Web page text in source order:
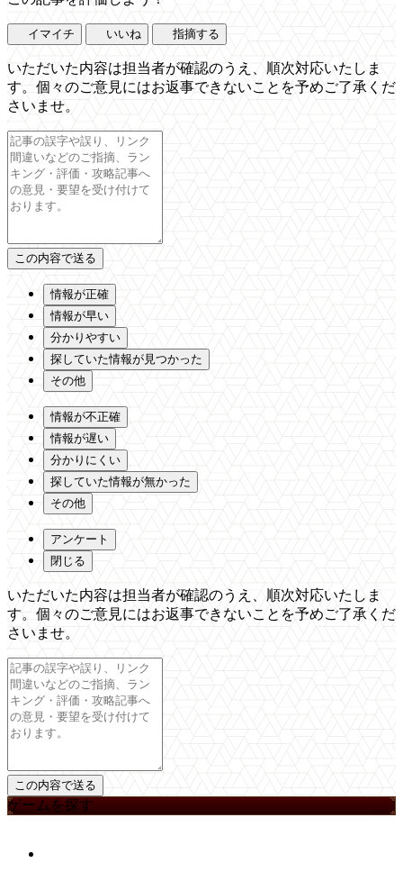
イマイチ いいね 指摘する
いただいた内容は担当者が確認のうえ、順次対応いたしま
す。個々のご意見にはお返事できないことを予めご了承くだ
さいませ。
情報が正確
情報が早い
分かりやすい
探していた情報が見つかった
その他
情報が不正確
情報が遅い
分かりにくい
探していた情報が無かった
その他
アンケート
閉じる
いただいた内容は担当者が確認のうえ、順次対応いたしま
す。個々のご意見にはお返事できないことを予めご了承くだ
さいませ。
ゲームを探す